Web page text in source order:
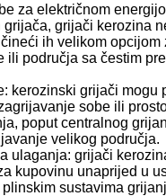
za električnom
grijača, grijači kerozina
ih velikom opcijom
ili područja sa čestim
kerozinski grijači mogu
sobe ili
poput centralnog
velikog područja.
ulaganja: grijači
kupovinu unaprijed u
sustavima